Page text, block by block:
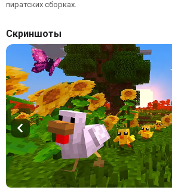
пиратских сборках.
Скриншоты